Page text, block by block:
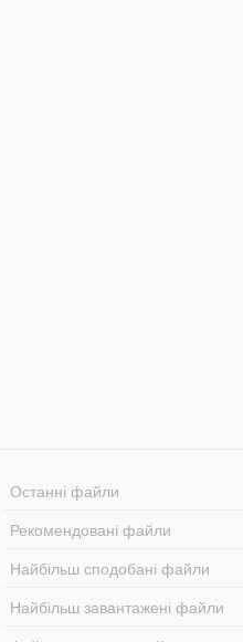
Останні файли
Рекомендовані файли
Найбільш сподобані файли
Найбільш завантажені файли